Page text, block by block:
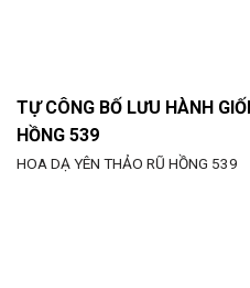
TỰ CÔNG BỐ LƯU HÀNH
HỒNG 539
HOA DẠ YÊN THẢO RŨ HỒNG 539